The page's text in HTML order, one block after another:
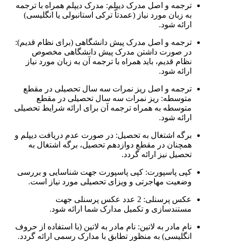
ترجمه و اصل مدرک دیپلم: مدرک دیپلم همراه با ترجمه
به زبان مورد نیاز (عمدتاً ترکی استانبولی یا انگلیسی)
ارائه شود.
ترجمه و اصل مدرک پیش دانشگاهی (برای نظام قدیم):
در صورت داشتن مدرک پیش دانشگاهی مخصوص
نظام قدیم، باید همراه با ترجمه آن به زبان مورد نیاز
ارائه شود.
ترجمه و اصل ریز نمرات سه سال تحصیلی در مقطع
متوسطه: ریز نمرات سه سال تحصیلی در مقطع
متوسطه به همراه ترجمه آن برای ارائه شرایط تحصیلی
ارائه شود.
برگه اشتغال به تحصیل: در صورت عدم دریافت دیپلم و
همچنان در مقطع دوازدهم تحصیل، برگه اشتغال به
تحصیل نیز ارائه گردد.
کپی پاسپورت: کپی پاسپورت جهت شناسایی و بررسی
وضعیت مهاجرتی و ویزای تحصیلی مورد نیاز است.
عکس پرسنلی: 2 عدد عکس پرسنلی جهت
مستندسازی و تکمیل مدارک شما ارائه شود.
نام مادر به لاتین: نام مادر به لاتین (با استفاده از حروف
انگلیسی) به منظور تطابق با مدارک رسمی ارائه گردد.